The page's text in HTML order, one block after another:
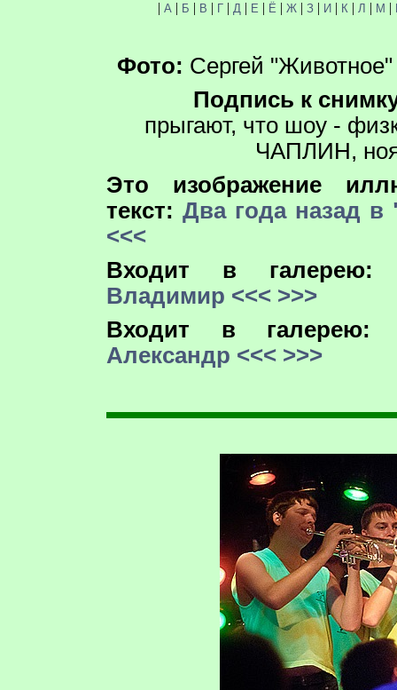
| А | Б | В | Г| Д | Е | Ё | Ж| З| И| К | Л | М |
Фото: Сергей
Подпись к
прыгают, что шоу -
ЧАПЛИН,
Это изображение
текст: Два года назад в
<<<
Входит в
Владимир <<< >>>
Входит в
Александр <<< >>>